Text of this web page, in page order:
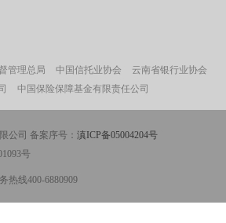
管理总局 中国信托业协会
云南省银行业协会
中国保险保障基金有限责任公司
公司 备案序号： 滇ICP备05004204号
号
热线400-6880909